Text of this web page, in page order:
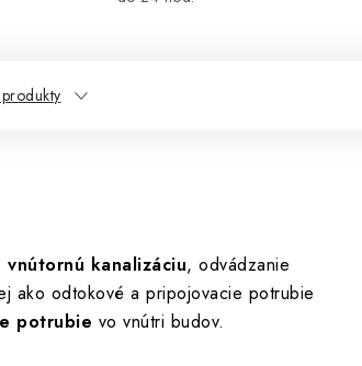
vnútornú kanalizáciu, odvádzanie
ako odtokové a pripojovacie potrubie
potrubie vo vnútri budov.